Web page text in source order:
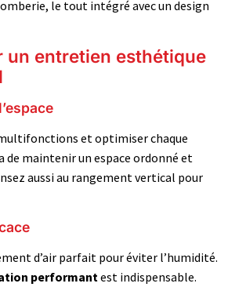
le tout intégré avec un design
un entretien esthétique
et optimiser chaque
de maintenir un espace ordonné et
aussi au rangement vertical pour
d’air parfait pour éviter l’humidité.
performant est indispensable.